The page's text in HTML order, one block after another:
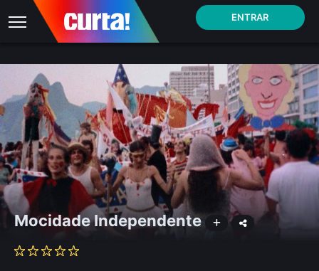
ENTRAR
Mocidade Independente